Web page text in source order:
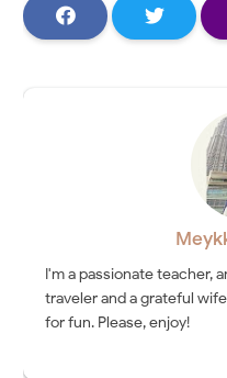
I'm a passionate teacher,
traveler and a grateful
for fun. Please, enjoy!